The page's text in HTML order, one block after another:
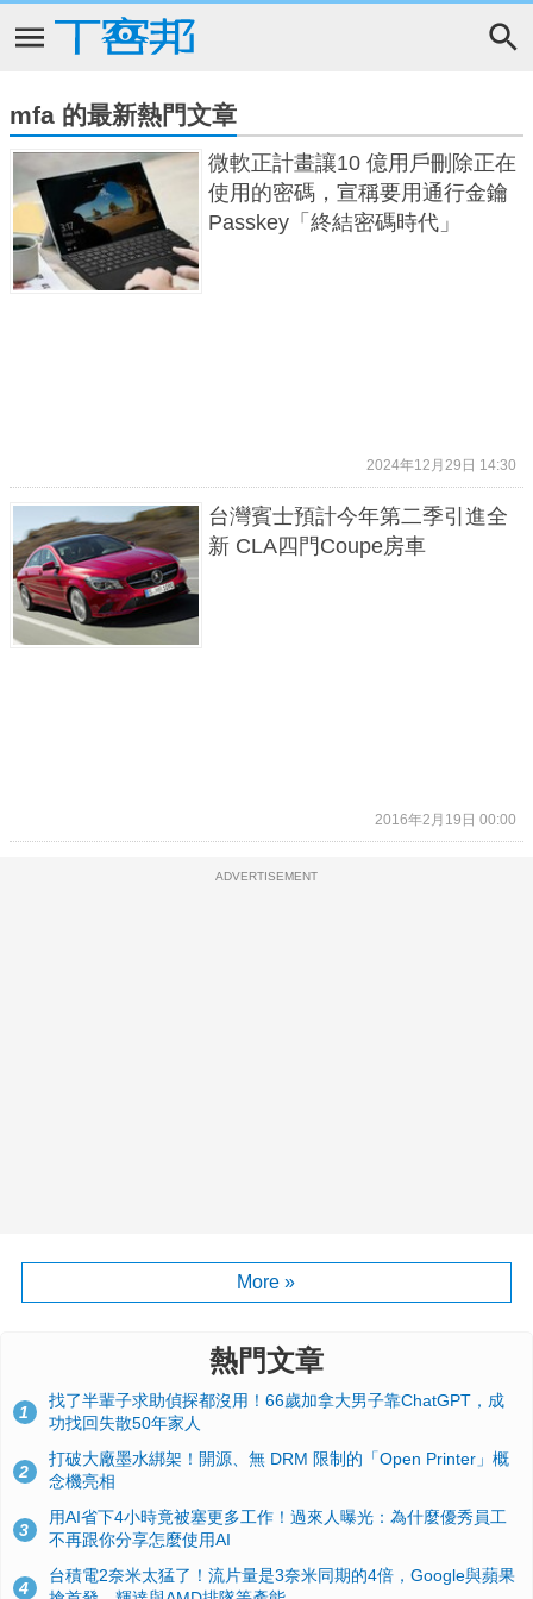
mfa 的最新熱門文章
微軟正計畫讓10 億用戶刪除正在
使用的密碼，宣稱要用通行金鑰
Passkey「終結密碼時代」
2024年12月29日 14:30
台灣賓士預計今年第二季引進全
新 CLA四門Coupe房車
2016年2月19日 00:00
ADVERTISEMENT
More »
熱門文章
1
找了半輩子求助偵探都沒用！66歲加拿大男子靠ChatGPT，成
功找回失散50年家人
2
打破大廠墨水綁架！開源、無 DRM 限制的「Open Printer」概
念機亮相
3
用AI省下4小時竟被塞更多工作！過來人曝光：為什麼優秀員工
不再跟你分享怎麼使用AI
4
台積電2奈米太猛了！流片量是3奈米同期的4倍，Google與蘋果